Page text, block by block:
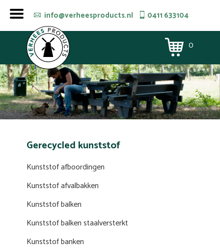
info@verheesproducts.nl 0411 633104
0
Gerecycled kunststof
Kunststof afboordingen
Kunststof afvalbakken
Kunststof balken
Kunststof balken staalversterkt
Kunststof banken